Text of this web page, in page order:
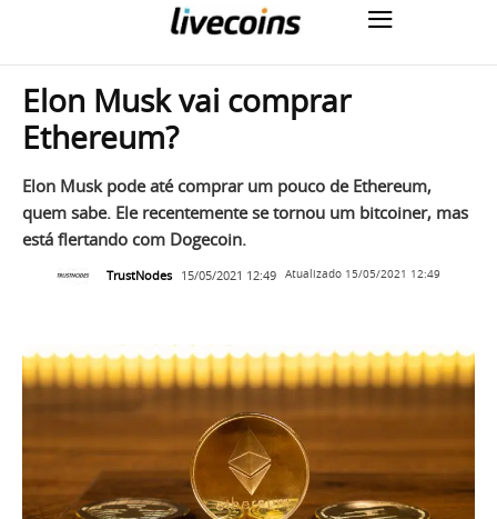
Elon Musk vai comprar
Ethereum?
Elon Musk pode até comprar um pouco de Ethereum,
quem sabe. Ele recentemente se tornou um bitcoiner, mas
está flertando com Dogecoin.
TrustNodes 15/05/2021 12:49 Atualizado 15/05/2021 12:49